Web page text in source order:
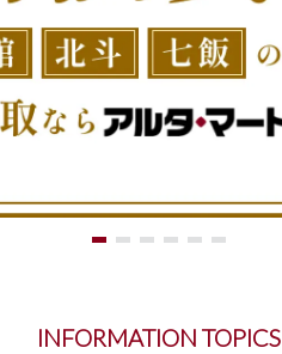
INFORMATION TOPICS